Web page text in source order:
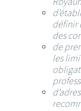
définir
des
de
les